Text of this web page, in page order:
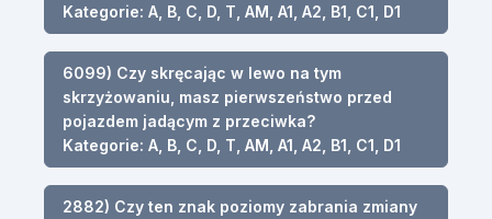
Kategorie: A, B, C, D, T, AM, A1, A2, B1, C1, D1
6099) Czy skręcając w lewo na tym
skrzyżowaniu, masz pierwszeństwo przed
pojazdem jadącym z przeciwka?
Kategorie: A, B, C, D, T, AM, A1, A2, B1, C1, D1
2882) Czy ten znak poziomy zabrania zmiany